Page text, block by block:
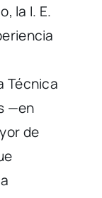
la I. E.
Técnica
—en
de